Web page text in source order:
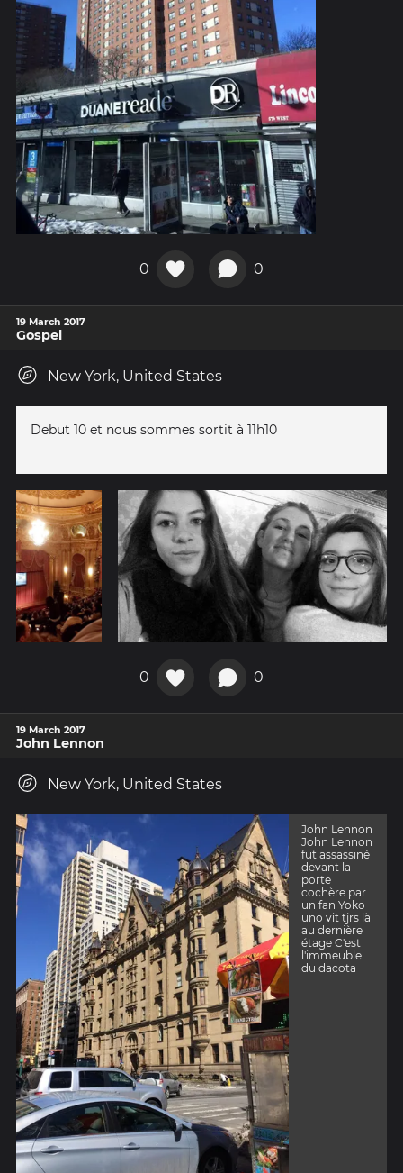
0 0
19 March 2017
Gospel
New York, United States
Debut 10 et nous sommes sortit à 11h10
0 0
19 March 2017
John Lennon
New York, United States
John Lennon
John Lennon
fut assassiné
devant la
porte
cochère par
un fan Yoko
uno vit tjrs là
au dernière
étage C'est
l'immeuble
du dacota